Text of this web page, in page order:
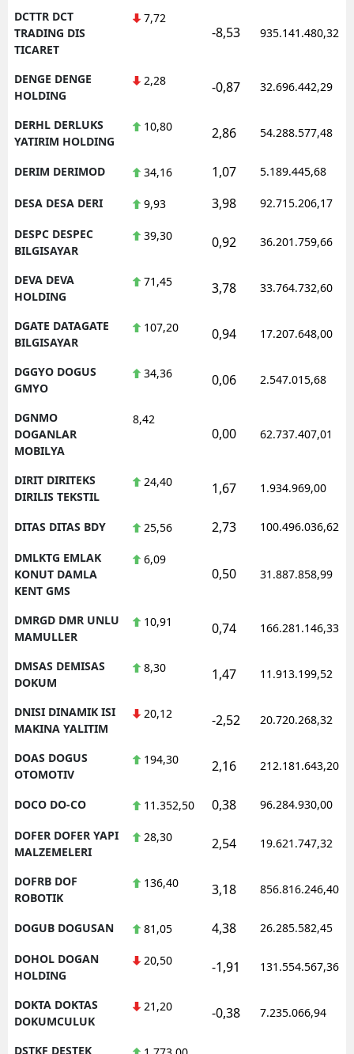
DCTTR DCT
TRADING DIS
TICARET
7,72
-8,53 935.141.480,32
DENGE DENGE
HOLDING
2,28 -0,87 32.696.442,29
DERHL DERLUKS
YATIRIM HOLDING
10,80 2,86 54.288.577,48
DERIM DERIMOD 34,16 1,07 5.189.445,68
DESA DESA DERI 9,93 3,98 92.715.206,17
DESPC DESPEC
BILGISAYAR
39,30 0,92 36.201.759,66
DEVA DEVA
HOLDING
71,45 3,78 33.764.732,60
DGATE DATAGATE
BILGISAYAR
107,20 0,94 17.207.648,00
DGGYO DOGUS
GMYO
34,36 0,06 2.547.015,68
DGNMO
DOGANLAR
MOBILYA
8,42
0,00 62.737.407,01
DIRIT DIRITEKS
DIRILIS TEKSTIL
24,40 1,67 1.934.969,00
DITAS DITAS BDY 25,56 2,73 100.496.036,62
DMLKTG EMLAK
KONUT DAMLA
KENT GMS
6,09
0,50 31.887.858,99
DMRGD DMR UNLU
MAMULLER
10,91 0,74 166.281.146,33
DMSAS DEMISAS
DOKUM
8,30 1,47 11.913.199,52
DNISI DINAMIK ISI
MAKINA YALITIM
20,12 -2,52 20.720.268,32
DOAS DOGUS
OTOMOTIV
194,30 2,16 212.181.643,20
DOCO DO-CO 11.352,50 0,38 96.284.930,00
DOFER DOFER YAPI
MALZEMELERI
28,30 2,54 19.621.747,32
DOFRB DOF
ROBOTIK
136,40 3,18 856.816.246,40
DOGUB DOGUSAN 81,05 4,38 26.285.582,45
DOHOL DOGAN
HOLDING
20,50 -1,91 131.554.567,36
DOKTA DOKTAS
DOKUMCULUK
21,20 -0,38 7.235.066,94
DSTKF DESTEK